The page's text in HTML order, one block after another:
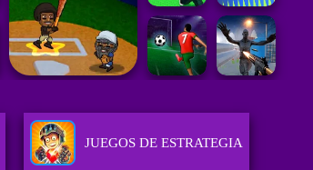
JUEGOS DE ESTRATEGIA